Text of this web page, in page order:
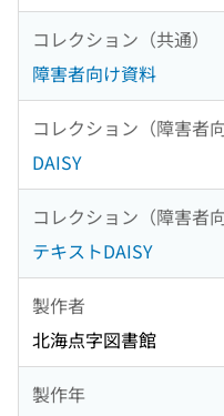
コレクション（共通）
障害者向け資料
コレクション（障害者
DAISY
コレクション（障害者
テキストDAISY
製作者
北海点字図書館
製作年